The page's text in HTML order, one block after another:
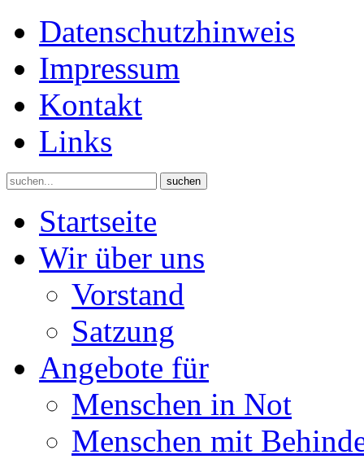
Datenschutzhinweis
Impressum
Kontakt
Links
suchen
Startseite
Wir über uns
Vorstand
Satzung
Angebote für
Menschen in Not
Menschen mit